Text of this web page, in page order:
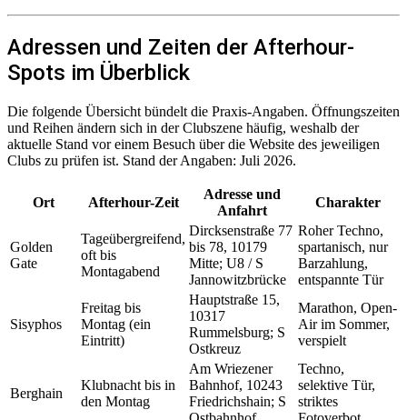
Adressen und Zeiten der Afterhour-
Spots im Überblick
Die folgende Übersicht bündelt die Praxis-Angaben. Öffnungszeiten
und Reihen ändern sich in der Clubszene häufig, weshalb der
aktuelle Stand vor einem Besuch über die Website des jeweiligen
Clubs zu prüfen ist. Stand der Angaben: Juli 2026.
Ort Afterhour-Zeit
Adresse und
Anfahrt
Charakter
Golden
Gate
Tageübergreifend,
oft bis
Montagabend
Dircksenstraße 77
bis 78, 10179
Mitte; U8 / S
Jannowitzbrücke
Roher Techno,
spartanisch, nur
Barzahlung,
entspannte Tür
Sisyphos
Freitag bis
Montag (ein
Eintritt)
Hauptstraße 15,
10317
Rummelsburg; S
Ostkreuz
Marathon, Open-
Air im Sommer,
verspielt
Berghain
Klubnacht bis in
den Montag
Am Wriezener
Bahnhof, 10243
Friedrichshain; S
Techno,
selektive Tür,
striktes